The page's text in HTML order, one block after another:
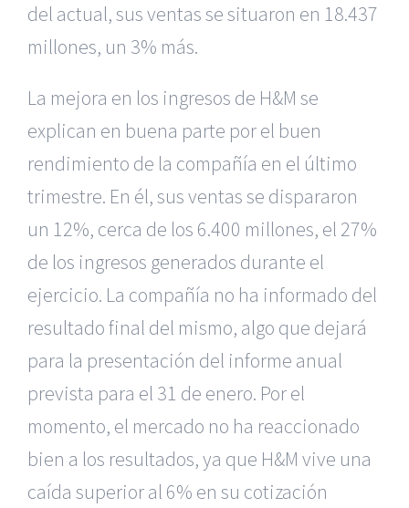
del actual, sus ventas se situaron en 18.437
millones, un 3% más.
La mejora en los ingresos de H&M se
explican en buena parte por el buen
rendimiento de la compañía en el último
trimestre. En él, sus ventas se dispararon
un 12%, cerca de los 6.400 millones, el 27%
de los ingresos generados durante el
ejercicio. La compañía no ha informado del
resultado final del mismo, algo que dejará
para la presentación del informe anual
prevista para el 31 de enero. Por el
momento, el mercado no ha reaccionado
bien a los resultados, ya que H&M vive una
caída superior al 6% en su cotización
|Recursos Administrativos|BGD Abogados Murcia